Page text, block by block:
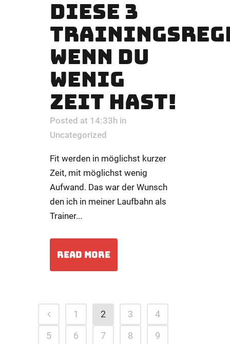
DIESE 3
WENN DU
WENIG
ZEIT HAST!
Posted at 14:33h in
Uncategorized
Fit werden in möglichst kurzer
Zeit, mit möglichst wenig
Aufwand. Das war der Wunsch
den ich in meiner Laufbahn als
Trainer...
READ MORE
1 2 3
4
5
6 7 8
9